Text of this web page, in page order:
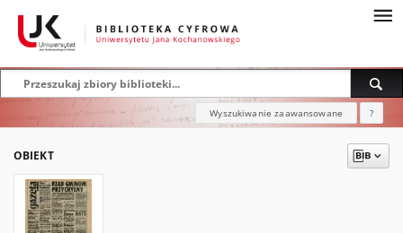
Wyszukiwanie zaawansowane ?
OBIEKT